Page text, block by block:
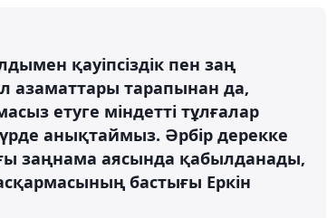
қауіпсіздік пен заң
азаматтары тарапынан да,
етуге міндетті тұлғалар
анықтаймыз. Әрбір дерекке
заңнама аясында қабылданады,
бастығы Еркін